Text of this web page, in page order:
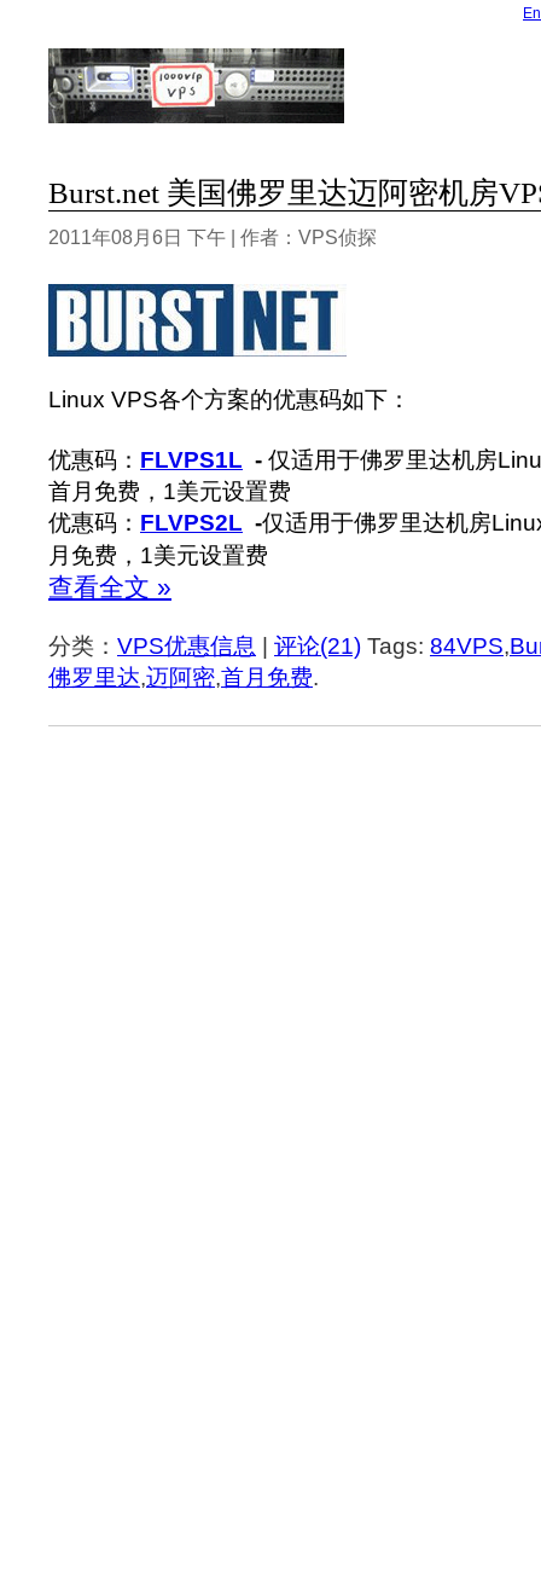
Burst.net 美国佛罗里达迈阿密机房
2011年08月6日 下午 | 作者：VPS侦探
Linux VPS各个方案的优惠码如下：
优惠码： FLVPS1L - 仅适用于佛罗里达机房
首月免费，1美元设置费
优惠码： FLVPS2L -仅适用于佛罗里达机房
月免费，1美元设置费
查看全文 »
分类： VPS优惠信息 评论(21) Tags: 84VPS,
佛罗里达,迈阿密,首月免费.